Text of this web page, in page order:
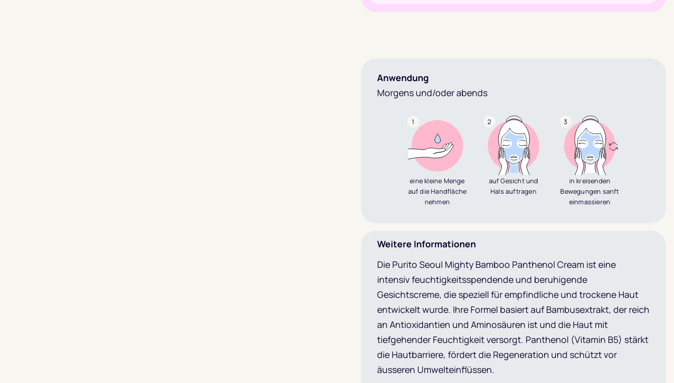
Anwendung
Morgens und/oder abends
1
eine kleine Menge
auf die Handfläche
nehmen
2
auf Gesicht und
Hals auftragen
3
in kreisenden
Bewegungen sanft
einmassieren
Weitere Informationen
Die Purito Seoul Mighty Bamboo Panthenol Cream ist eine
intensiv feuchtigkeitsspendende und beruhigende
Gesichtscreme, die speziell für empfindliche und trockene Haut
entwickelt wurde. Ihre Formel basiert auf Bambusextrakt, der reich
an Antioxidantien und Aminosäuren ist und die Haut mit
tiefgehender Feuchtigkeit versorgt. Panthenol (Vitamin B5) stärkt
die Hautbarriere, fördert die Regeneration und schützt vor
äusseren Umwelteinflüssen.